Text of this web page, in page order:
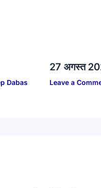
Dabas
27 अगस्त
Leave a